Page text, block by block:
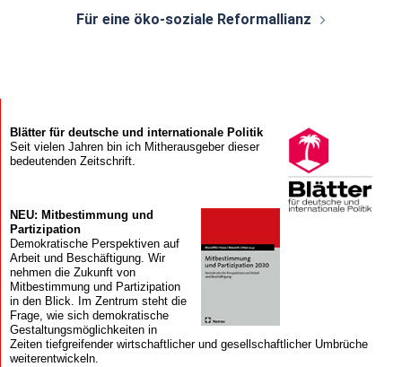
Für eine öko-soziale Reformallianz
Blätter für deutsche und internationale Politik
Seit vielen Jahren bin ich Mitherausgeber dieser
bedeutenden Zeitschrift.
NEU: Mitbestimmung und
Partizipation
Demokratische Perspektiven auf
Arbeit und Beschäftigung. Wir
nehmen die Zukunft von
Mitbestimmung und Partizipation
in den Blick. Im Zentrum steht die
Frage, wie sich demokratische
Gestaltungsmöglichkeiten in
Zeiten tiefgreifender wirtschaftlicher und gesellschaftlicher Umbrüche
weiterentwickeln.